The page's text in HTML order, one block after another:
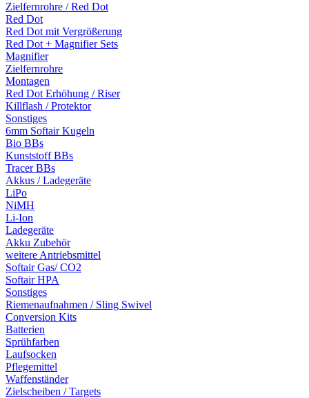
Zielfernrohre / Red Dot
Red Dot
Red Dot mit Vergrößerung
Red Dot + Magnifier Sets
Magnifier
Zielfernrohre
Montagen
Red Dot Erhöhung / Riser
Killflash / Protektor
Sonstiges
6mm Softair Kugeln
Bio BBs
Kunststoff BBs
Tracer BBs
Akkus / Ladegeräte
LiPo
NiMH
Li-Ion
Ladegeräte
Akku Zubehör
weitere Antriebsmittel
Softair Gas/ CO2
Softair HPA
Sonstiges
Riemenaufnahmen / Sling Swivel
Conversion Kits
Batterien
Sprühfarben
Laufsocken
Pflegemittel
Waffenständer
Zielscheiben / Targets